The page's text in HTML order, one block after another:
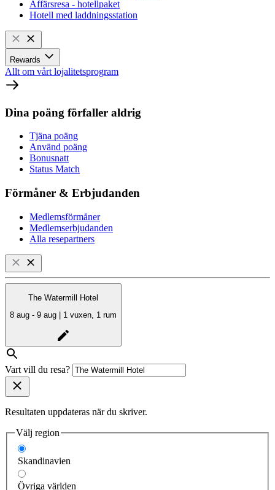
Affärsresa - hotellpaket
Hotell med laddningsstation
Rewards
Allt om vårt lojalitetsprogram
Dina poäng förfaller aldrig
Tjäna poäng
Använd poäng
Bonusnatt
Status Match
Förmåner & Erbjudanden
Medlemsförmåner
Medlemserbjudanden
Alla resepartners
The Watermill Hotel
8 aug - 9 aug | 1 vuxen, 1 rum
Vart vill du resa?
Resultaten uppdateras när du skriver.
Välj region
Skandinavien
Övriga världen